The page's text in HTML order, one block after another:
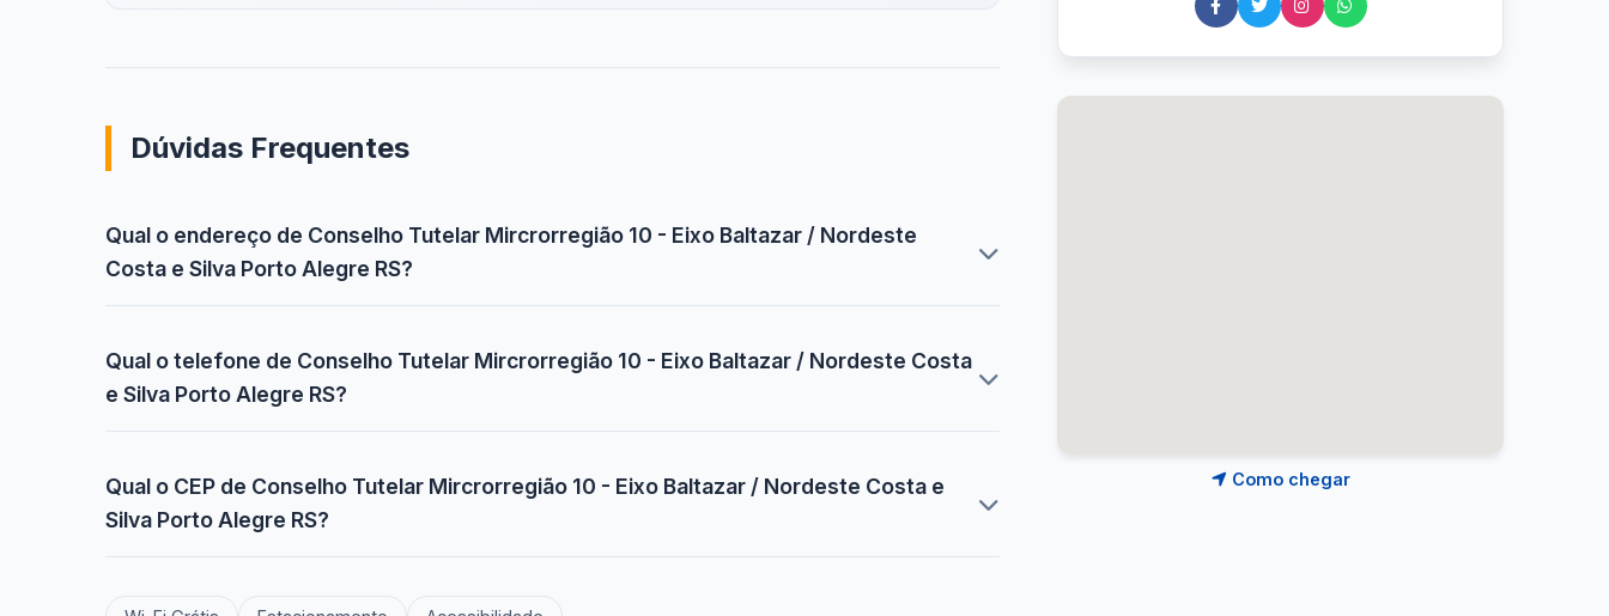
Dúvidas Frequentes
Qual o endereço de Conselho Tutelar Mircrorregião 10 - Eixo Baltazar / Nordeste
Costa e Silva Porto Alegre RS?
Qual o telefone de Conselho Tutelar Mircrorregião 10 - Eixo Baltazar / Nordeste Costa
e Silva Porto Alegre RS?
Qual o CEP de Conselho Tutelar Mircrorregião 10 - Eixo Baltazar / Nordeste Costa e
Silva Porto Alegre RS?
Como chegar